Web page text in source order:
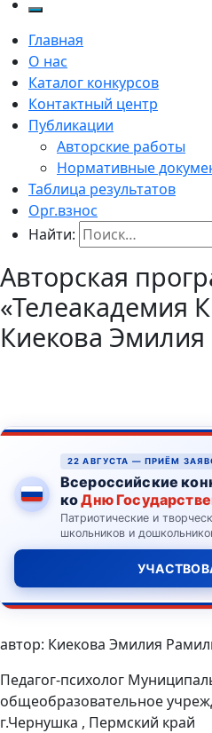
Главная
О нас
Каталог конкурсов
Контактный центр
Публикации
Авторские работы
Нормативные
Таблица результатов
Орг.взнос
Найти:
Авторская
«Телеакадемия
Киекова
22 АВГУСТА — ПРИЁМ
Всероссийские
коДню
Патриотические и
школьников и
автор: Киекова Эмилия
Педагог-психолог
общеобразовательное
г.Чернушка , Пермский край